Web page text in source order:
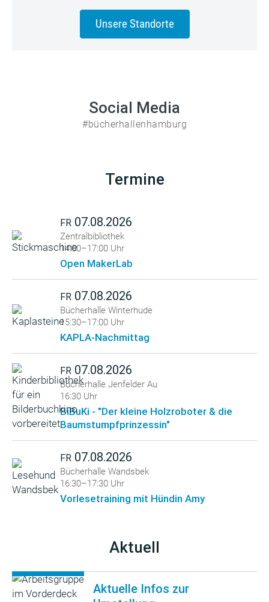
Unsere Standorte
Social Media
#bücherhallenhamburg
Termine
FR 07.08.2026
Zentralbibliothek
14:00–17:00 Uhr
Open MakerLab
FR 07.08.2026
Bücherhalle Winterhude
15:30–17:00 Uhr
KAPLA-Nachmittag
FR 07.08.2026
Bücherhalle Jenfelder Au
16:30 Uhr
BiBuKi - "Der kleine Holzroboter & die
Baumstumpfprinzessin"
FR 07.08.2026
Bücherhalle Wandsbek
16:30–17:30 Uhr
Vorlesetraining mit Hündin Amy
Aktuell
Aktuelle Infos zur